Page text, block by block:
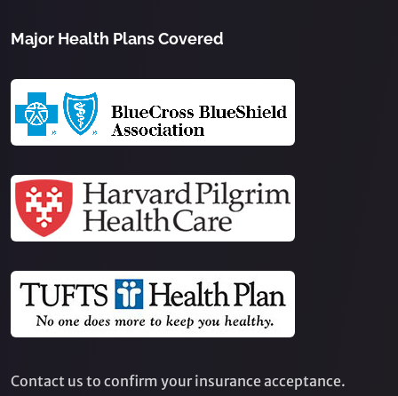
Major Health Plans Covered
Contact us to confirm your insurance acceptance.